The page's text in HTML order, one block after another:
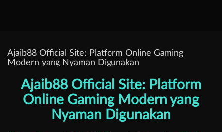
Ajaib88 Official Site: Platform Online Gaming
Modern yang Nyaman Digunakan
Ajaib88 Official Site: Platform
Online Gaming Modern yang
Nyaman Digunakan